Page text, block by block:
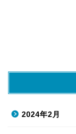
2024年2月